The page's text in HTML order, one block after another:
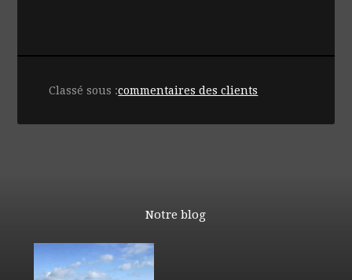
Classé sous :commentaires des clients
Notre blog